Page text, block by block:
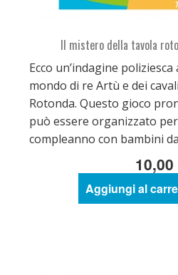
Il mistero della tavola
Ecco un’indagine
mondo di re Artù e dei
Rotonda. Questo gioco
può essere organizzato
compleanno con bambini
10,00
Aggiungi al